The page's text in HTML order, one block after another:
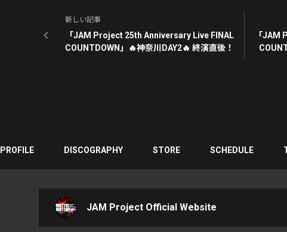
新しい記事
「JAM Project 25th Anniversary Live FINAL
COUNTDOWN」🔥神奈川DAY2🔥 終演直後！
「JAM
PROFILE DISCOGRAPHY STORE SCHEDULE
JAM Project Official Website